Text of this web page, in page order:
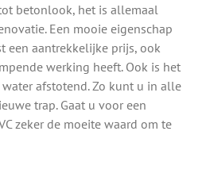
betonlook, het is allemaal
Een mooie eigenschap
een aantrekkelijke prijs, ook
werking heeft. Ook is het
afstotend. Zo kunt u in alle
trap. Gaat u voor een
zeker de moeite waard om te